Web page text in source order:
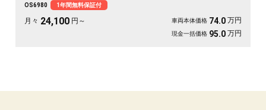
とWエアコンで、仲間との遠出も夏場のドライブも快適そのもの💫クルコン装備
で長距離移動もぐっと楽に。週末の趣味も遠出も、これ一台で世界が広がります
👍走行9.8万kmでこの状態、《1年保証付》で安心してお乗りいただけます😊
OS6980 1年間無料保証付
月々 24,100 円～ 車両本体価格 74.0 万円
現金一括価格 95.0 万円